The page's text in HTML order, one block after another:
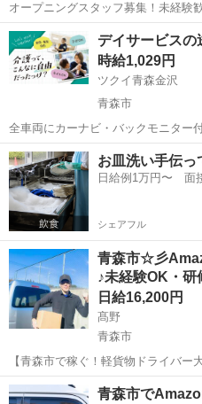
オープニングスタッフ募集！未経験歓迎
アオープンにつき、配送スタッフを募集します！
飲食店の商品を受け取り、お客様へ
す。 【仕事内容...
青森 ドライバー
デイサービスの
時給1,029円
ツクイ青森金沢
青森市
全車両にカーナビ・バックモニター
安心して始められます。 ※デイサ
業務 ※専用車両(キャラバン・ハ
降時の介護補助(歩行介助・車い...
青森 青森市 ドライバー
お皿洗い手伝っ
日給例1万円〜 面
シェアフル
青森市☆彡
♪未経験OK・
日給16,200円
髙野
青森市
【青森市で稼ぐ！軽貨物ドライバー
験OK！大手企業との契約で【安定
スト投函や個人宅への配達がメイン
青森 青森市 ドライバー
青森市で